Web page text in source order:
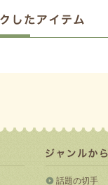
話題の切手